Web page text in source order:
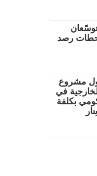
رصد
مشروع
في
بكلفة